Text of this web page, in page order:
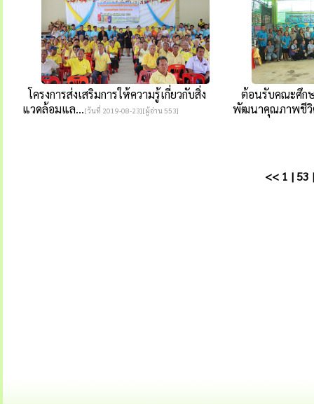
โครงการส่งเสริมการให้ความรู้เกี่ยวกับสิ่ง
แวดล้อมแล...[วันที่ 2019-08-23][ผู้อ่าน 553]
ต้อนรับคณะศึก
พัฒนาคุณภาพชีวิ
<< 1 | 53